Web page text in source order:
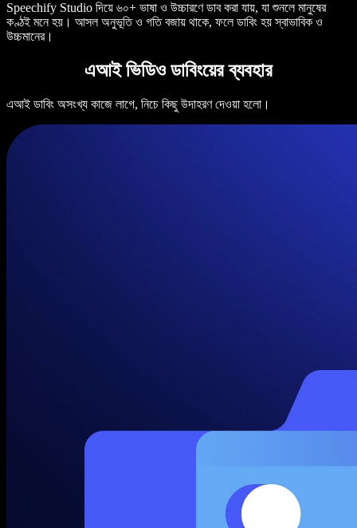
Speechify Studio দিয়ে ৬০+ ভাষা ও উচ্চারণে ডাব করা যায়, যা শুনলে মানুষের
কণ্ঠই মনে হয়। আসল অনুভূতি ও গতি বজায় থাকে, ফলে ডাবিং হয় স্বাভাবিক ও
উচ্চমানের।
এআই ভিডিও ডাবিংয়ের ব্যবহার
এআই ডাবিং অসংখ্য কাজে লাগে, নিচে কিছু উদাহরণ দেওয়া হলো।